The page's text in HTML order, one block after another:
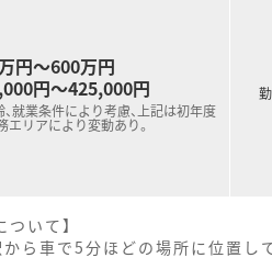
円～600万円
円～425,000円
就業条件により考慮、上記は初年度
エリアにより変動あり。
いて】
ら車で5分ほどの場所に位置し